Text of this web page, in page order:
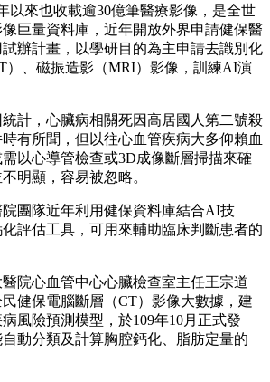
以來也收載逾30億筆醫療影像，是全世
巨量資料庫，近年開放外界申請健保醫
辦計畫，以學研目的為主申請去識別化
）、磁振造影（MRI）影像，訓練AI演
計，心臟病相關死因高居國人第二號殺
有所聞，但以往心血管疾病大多仰賴血
以心導管檢查或3D成像斷層掃描來確
明顯，容易被忽略。
團隊近年利用健保資料庫結合AI技
評估工具，可用來輔助臨床判斷患者的
院心血管中心心臟檢查室主任王宗道
健保電腦斷層（CT）影像大數據，建
風險預測模型，於109年10月正式發
動分類及計算胸腔鈣化、脂肪定量的